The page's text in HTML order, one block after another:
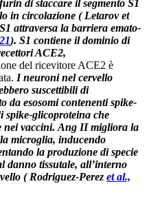
di staccare il segmento S1
in circolazione ( Letarov et
attraversa la barriera emato-
). S1 contiene il dominio di
ACE2,
del ricevitore ACE2 è
I neuroni nel cervello
suscettibili di
da esosomi contenenti spike-
spike-glicoproteina che
nei vaccini. Ang II migliora la
microglia, inducendo
la produzione di specie
danno tissutale, all’interno
( Rodriguez-Perez et al.,